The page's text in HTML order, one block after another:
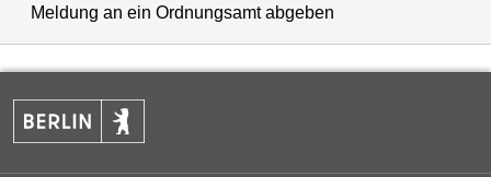
Meldung an ein Ordnungsamt abgeben